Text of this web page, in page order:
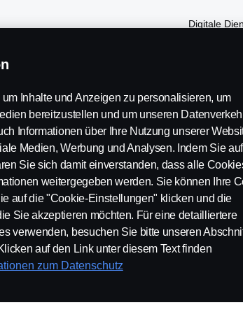
Digitale
Schweiz
Hinweis Umweltpolitik
Inhalte und Anzeigen zu personalisieren, um
bereitzustellen und um unseren
Informationen über Ihre Nutzung unserer
Medien, Werbung und Analysen. Indem Sie
Sie sich damit einverstanden, dass alle
weitergegeben werden. Sie können Ihre
auf die "Cookie-Einstellungen" klicken und die
Sie akzeptieren möchten. Für eine detailliertere
verwenden, besuchen Sie bitte unseren
auf den Link unter diesem Text finden
zum Datenschutz